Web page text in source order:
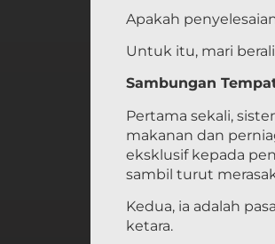
Apakah
Untuk itu, mari
Sambungan
Pertama sekali,
makanan dan
eksklusif kepada
sambil turut
Kedua, ia adalah
ketara.